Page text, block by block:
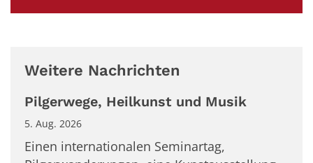
Weitere Nachrichten
Pilgerwege, Heilkunst und Musik
5. Aug. 2026
Einen internationalen Seminartag,